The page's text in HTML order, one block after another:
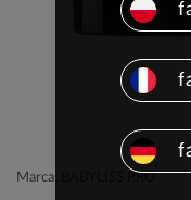
Marca: BABYLISS PRO